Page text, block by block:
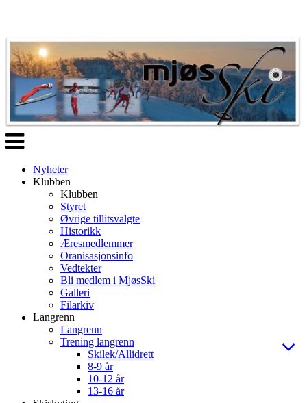
Veksle
navigasjon
Nyheter
Klubben
Klubben
Styret
Øvrige tillitsvalgte
Historikk
Æresmedlemmer
Oranisasjonsinfo
Vedtekter
Bli medlem i MjøsSki
Galleri
Filarkiv
Langrenn
Langrenn
Trening langrenn
Skilek/Allidrett
8-9 år
10-12 år
13-16 år